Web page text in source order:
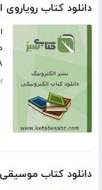
دانلود کتاب
۸
دانلود کتاب